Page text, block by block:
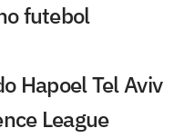
futebol
Hapoel Tel Aviv
League